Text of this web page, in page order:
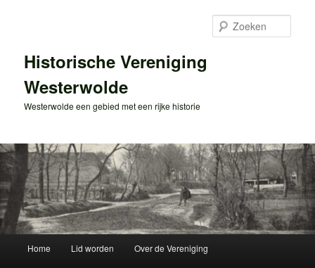
inhoudHistorische Vereniging
Westerwolde
Westerwolde een gebied met een rijke historie
Home Lid worden Over de Vereniging